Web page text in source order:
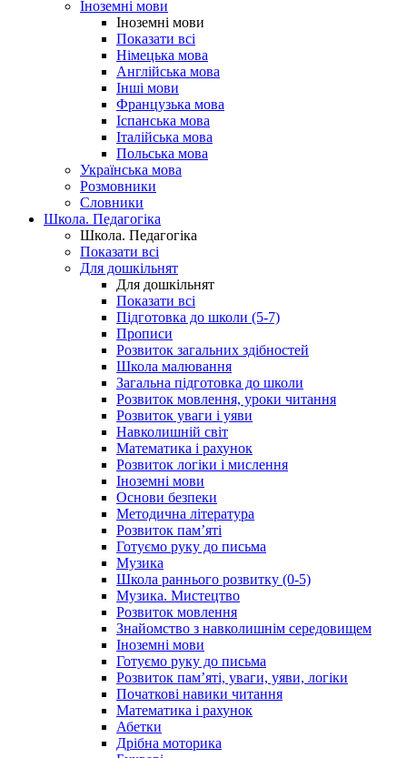
Іноземні мови
Іноземні мови
Показати всі
Німецька мова
Англійська мова
Інші мови
Французька мова
Іспанська мова
Італійська мова
Польська мова
Українська мова
Розмовники
Словники
Школа. Педагогіка
Школа. Педагогіка
Показати всі
Для дошкільнят
Для дошкільнят
Показати всі
Підготовка до школи (5-7)
Прописи
Розвиток загальних здібностей
Школа малювання
Загальна підготовка до школи
Розвиток мовлення, уроки читання
Розвиток уваги і уяви
Навколишній світ
Математика і рахунок
Розвиток логіки і мислення
Іноземні мови
Основи безпеки
Методична література
Розвиток пам’яті
Готуємо руку до письма
Музика
Школа раннього розвитку (0-5)
Музика. Мистецтво
Розвиток мовлення
Знайомство з навколишнім середовищем
Іноземні мови
Готуємо руку до письма
Розвиток пам’яті, уваги, уяви, логіки
Початкові навики читання
Математика і рахунок
Абетки
Дрібна моторика